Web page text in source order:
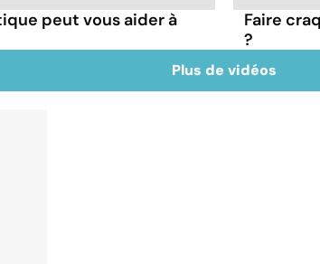
peut vous aider à
Faire
?
Plus de vidéos